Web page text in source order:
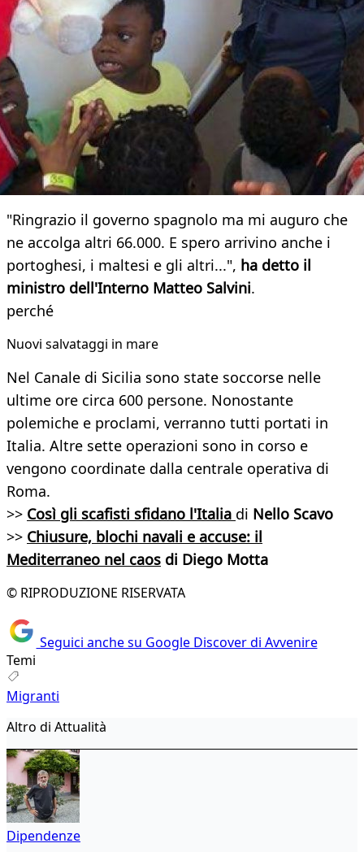
"Ringrazio il governo spagnolo ma mi auguro che
ne accolga altri 66.000. E spero arrivino anche i
portoghesi, i maltesi e gli altri...", ha detto il
ministro dell'Interno Matteo Salvini.
perché
Nuovi salvataggi in mare
Nel Canale di Sicilia sono state soccorse nelle
ultime ore circa 600 persone. Nonostante
polemiche e proclami, verranno tutti portati in
Italia. Altre sette operazioni sono in corso e
vengono coordinate dalla centrale operativa di
Roma.
>> Così gli scafisti sfidano l'Italia di Nello Scavo
>> Chiusure, blochi navali e accuse: il
Mediterraneo nel caos di Diego Motta
© RIPRODUZIONE RISERVATA
Seguici anche su Google Discover di Avvenire
Temi
Migranti
Altro di Attualità
Dipendenze